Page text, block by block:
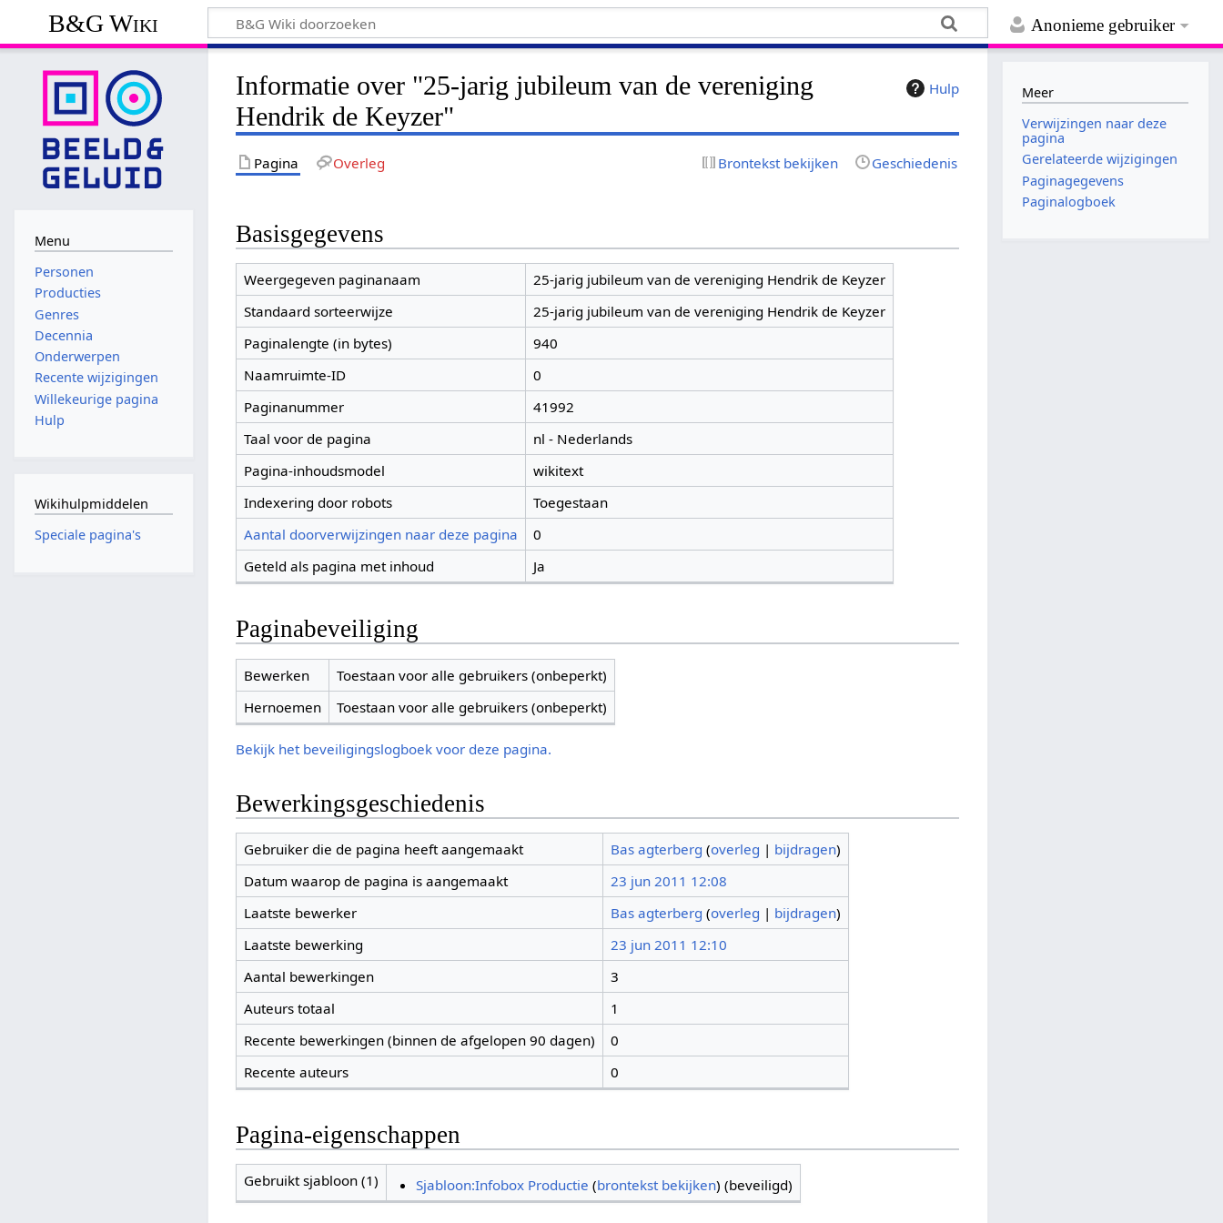
Anonieme gebruiker
B&G Wiki
Hulp
Informatie over "25-jarig jubileum van de vereniging
Hendrik de Keyzer"
Pagina Overleg Brontekst bekijken Geschiedenis
Basisgegevens
Weergegeven paginanaam
25-jarig jubileum van de vereniging Hendrik de Keyzer
Standaard sorteerwijze
25-jarig jubileum van de vereniging Hendrik de Keyzer
Paginalengte (in bytes)
940
Naamruimte-ID
0
Paginanummer
41992
Taal voor de pagina
nl - Nederlands
Pagina-inhoudsmodel
wikitext
Indexering door robots
Toegestaan
Aantal doorverwijzingen naar deze pagina
0
Geteld als pagina met inhoud
Ja
Paginabeveiliging
Bewerken
Toestaan voor alle gebruikers (onbeperkt)
Hernoemen
Toestaan voor alle gebruikers (onbeperkt)
Bekijk het beveiligingslogboek voor deze pagina.
Bewerkingsgeschiedenis
Gebruiker die de pagina heeft aangemaakt Bas agterberg (overleg | bijdragen)
Datum waarop de pagina is aangemaakt
23 jun 2011 12:08
Laatste bewerker
Bas agterberg (overleg | bijdragen)
Laatste bewerking
23 jun 2011 12:10
Aantal bewerkingen
3
Auteurs totaal
1
Recente bewerkingen (binnen de afgelopen 90 dagen)
0
Recente auteurs
0
Pagina-eigenschappen
Gebruikt sjabloon (1) Sjabloon:Infobox Productie (brontekst bekijken) (beveiligd)
Menu
Personen
Producties
Genres
Decennia
Onderwerpen
Recente wijzigingen
Willekeurige pagina
Hulp
Wikihulpmiddelen
Speciale pagina's
Meer
Verwijzingen naar deze
pagina
Gerelateerde wijzigingen
Paginagegevens
Paginalogboek